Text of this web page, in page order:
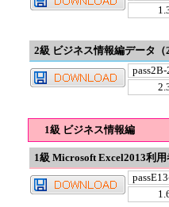
2級 ビジネス情報編データ（
1級 ビジネス情報編
1級 Microsoft Excel2013利